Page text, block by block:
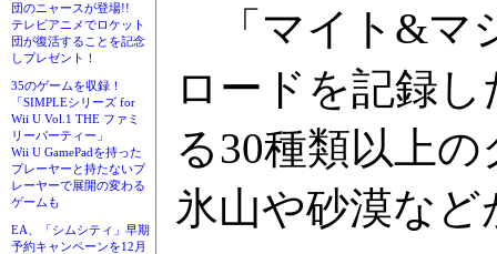
団のニャースが登場!!
テレビアニメでロケット
団が復活することを記念
しプレゼント！
35のゲームを収録！
「SIMPLEシリーズ for
Wii U Vol.1 THE ファミ
リーパーティー」
Wii U GamePadを持った
プレーヤーと持たないプ
レーヤーで展開の変わる
ゲームも
EA、「シムシティ」早期
予約キャンペーンを12月
「マイト&マ
ロードを記録
る30種類以上
氷山や砂漠な